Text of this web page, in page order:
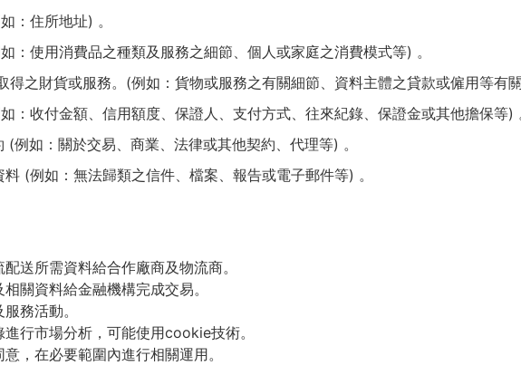
：住所地址) 。
：使用消費品之種類及服務之細節、個人或家庭之消費模式等) 。
之財貨或服務。(例如：貨物或服務之有關細節、資料主體之貸款或僱用等有
：收付金額、信用額度、保證人、支付方式、往來紀錄、保證金或其他擔保等)
如：關於交易、商業、法律或其他契約、代理等) 。
(例如：無法歸類之信件、檔案、報告或電子郵件等) 。
送所需資料給合作廠商及物流商。
關資料給金融機構完成交易。
務活動。
行市場分析，可能使用cookie技術。
，在必要範圍內進行相關運用。